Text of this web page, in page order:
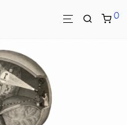
0